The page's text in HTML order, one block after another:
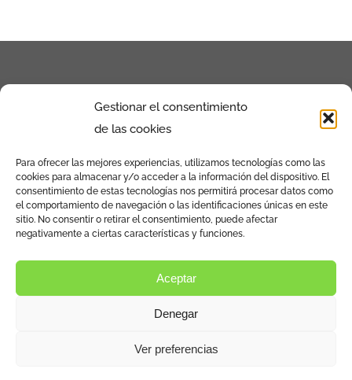
Gestionar el consentimiento
de las cookies
Para ofrecer las mejores experiencias, utilizamos tecnologías como las
cookies para almacenar y/o acceder a la información del dispositivo. El
consentimiento de estas tecnologías nos permitirá procesar datos como
el comportamiento de navegación o las identificaciones únicas en este
sitio. No consentir o retirar el consentimiento, puede afectar
negativamente a ciertas características y funciones.
Aceptar
Denegar
Ver preferencias
Calle de la Povedilla Nº13 Bajo Izq. 28009 –
Madrid
Aviso Legal y política de privacidad
Política de cookies (UE)